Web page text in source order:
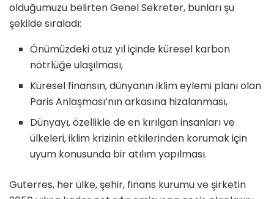
olduğumuzu belirten Genel Sekreter, bunları şu
şekilde sıraladı:
Önümüzdeki otuz yıl içinde küresel karbon
nötrlüğe ulaşılması,
Küresel finansın, dünyanın iklim eylemi planı olan
Paris Anlaşması’nın arkasına hizalanması,
Dünyayı, özellikle de en kırılgan insanları ve
ülkeleri, iklim krizinin etkilerinden korumak için
uyum konusunda bir atılım yapılması.
Guterres, her ülke, şehir, finans kurumu ve şirketin